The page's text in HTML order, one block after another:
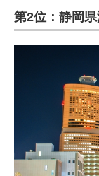
エレクトロニク
建設×テクノロ
ちょっと気にな
第2位：静岡県